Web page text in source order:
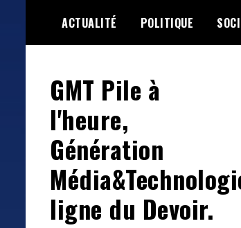
content
ACTUALITÉ POLITIQUE
GMT Pile à
l'heure,
Génération
ligne du Devoir.